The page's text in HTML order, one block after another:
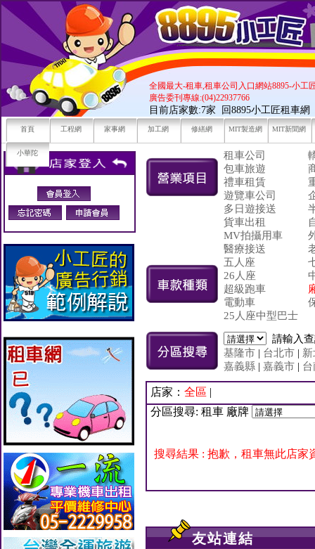
全國最大-租車,租車公司入口網站8895-小工
廣告委刊專線:(04)22937766
目前店家數:7家 回8895小工匠租車網
首頁 工程網 家事網 加工網 修繕網 MIT製造網 MIT新聞網
小華陀 租車公司
包車旅遊
禮車租賃
遊覽車公司
多日遊接送
貨車出租
MV拍攝用車
醫療接送
五人座
26人座
超級跑車
電動車
25人座中型巴士
請輸入
基隆市 | 台北市 |
嘉義縣 | 嘉義市 |
店家： 全區 |
分區搜尋: 租車 廠牌
搜尋結果 : 抱歉，租車無此店家
友站連結